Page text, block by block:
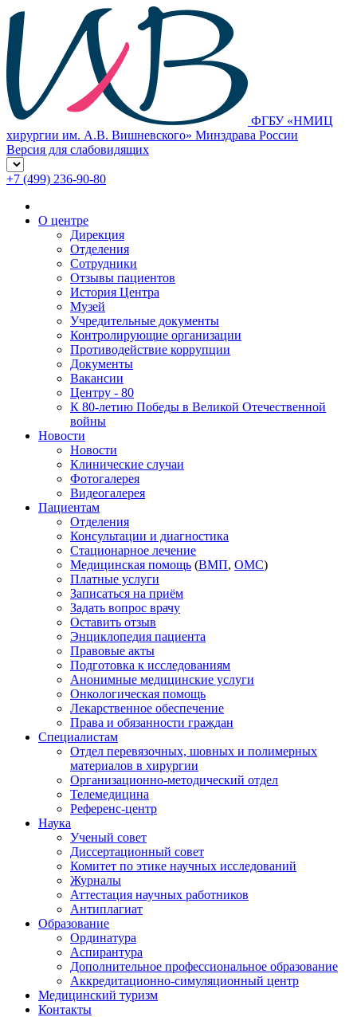
ФГБУ «НМИЦ
хирургии им. А.В. Вишневского» Минздрава России
Версия для слабовидящих
+7 (499) 236-90-80
О центре
Дирекция
Отделения
Сотрудники
Отзывы пациентов
История Центра
Музей
Учредительные документы
Контролирующие организации
Противодействие коррупции
Документы
Вакансии
Центру - 80
К 80-летию Победы в Великой Отечественной
войны
Новости
Новости
Клинические случаи
Фотогалерея
Видеогалерея
Пациентам
Отделения
Консультации и диагностика
Стационарное лечение
Медицинская помощь (ВМП, ОМС)
Платные услуги
Записаться на приём
Задать вопрос врачу
Оставить отзыв
Энциклопедия пациента
Правовые акты
Подготовка к исследованиям
Анонимные медицинские услуги
Онкологическая помощь
Лекарственное обеспечение
Права и обязанности граждан
Специалистам
Отдел перевязочных, шовных и полимерных
материалов в хирургии
Организационно-методический отдел
Телемедицина
Референс-центр
Наука
Ученый совет
Диссертационный совет
Комитет по этике научных исследований
Журналы
Аттестация научных работников
Антиплагиат
Образование
Ординатура
Аспирантура
Дополнительное профессиональное образование
Аккредитационно-симуляционный центр
Медицинский туризм
Контакты